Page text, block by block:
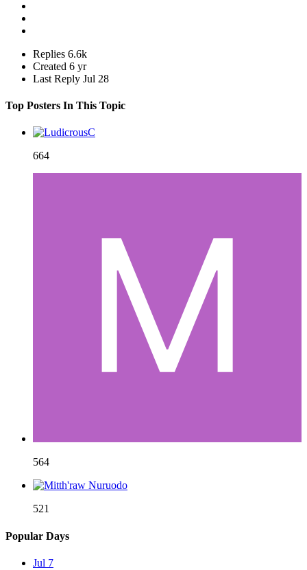
Replies 6.6k
Created 6 yr
Last Reply Jul 28
Top Posters In This Topic
664
564
521
Popular Days
Jul 7